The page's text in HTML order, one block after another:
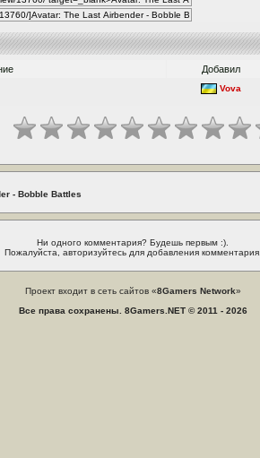
Добавил
Vova
- Bobble Battles
Ни одного комментария? Будешь первым :).
Пожалуйста, авторизуйтесь для добавления комментария.
Проект входит в сеть сайтов «8Gamers Network»
Все права сохранены. 8Gamers.NET © 2011 - 2026